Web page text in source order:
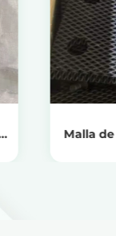
Malla